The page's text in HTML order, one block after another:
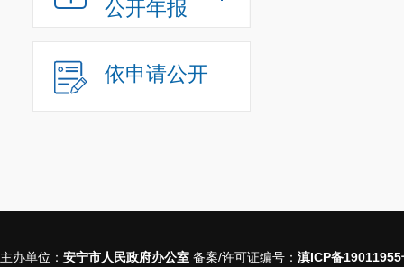
公开年报
依申请公开
主办单位： 安宁市人民政府办公室 备案/许可证编号： 滇ICP备